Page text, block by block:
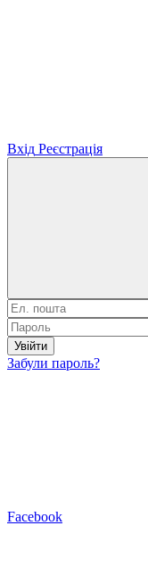
Вхід Реєстрація
Увійти
Забули пароль?
Facebook